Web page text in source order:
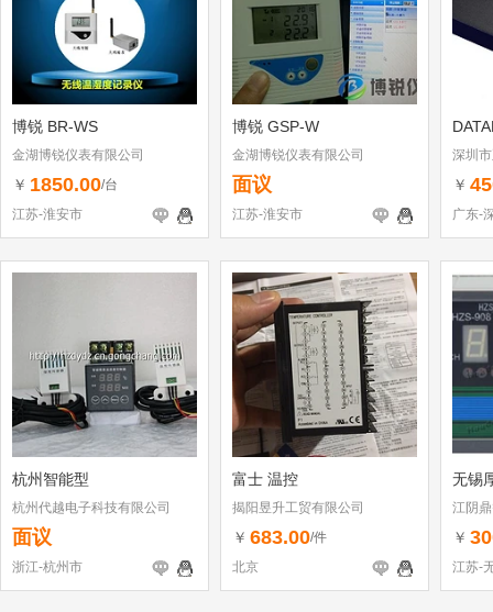
博锐 BR-WS
金湖博锐仪表有限公司
￥ 1850.00/台
江苏-淮安市
博锐 GSP-W
金湖博锐仪表有限公司
面议
江苏-淮安市
深圳
￥
广东-
杭州智能型
杭州代越电子科技有限公司
面议
浙江-杭州市
富士 温控
揭阳昱升工贸有限公司
￥ 683.00/件
北京
无锡
江阴
￥
江苏-